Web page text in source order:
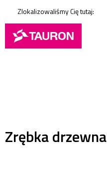
Zlokalizowaliśmy Cię tutaj:
Zrębka drzewna